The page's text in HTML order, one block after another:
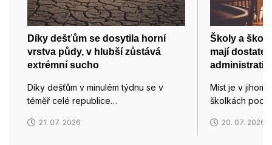
Díky dešťům se dosytila horní
vrstva půdy, v hlubší zůstává
extrémní sucho
Díky dešťům v minulém týdnu se v
téměř celé republice…
21. 07. 2026
Školy a
mají
Míst je v
školkách
20. 07. 2026